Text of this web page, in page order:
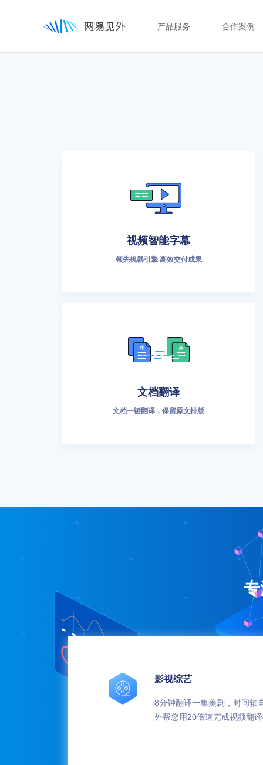
产品服务 合作案例
视频智能字幕
领先机器引擎 高效交付成果
文档翻译
文档一键翻译，保留原文排版
影视综艺
8分钟翻译一集美剧，时间轴
外帮您用20倍速完成视频翻